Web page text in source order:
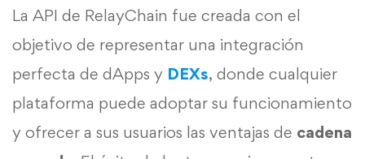
La API de RelayChain fue creada con el
objetivo de representar una integración
perfecta de dApps y DEXs, donde cualquier
plataforma puede adoptar su funcionamiento
y ofrecer a sus usuarios las ventajas de cadena